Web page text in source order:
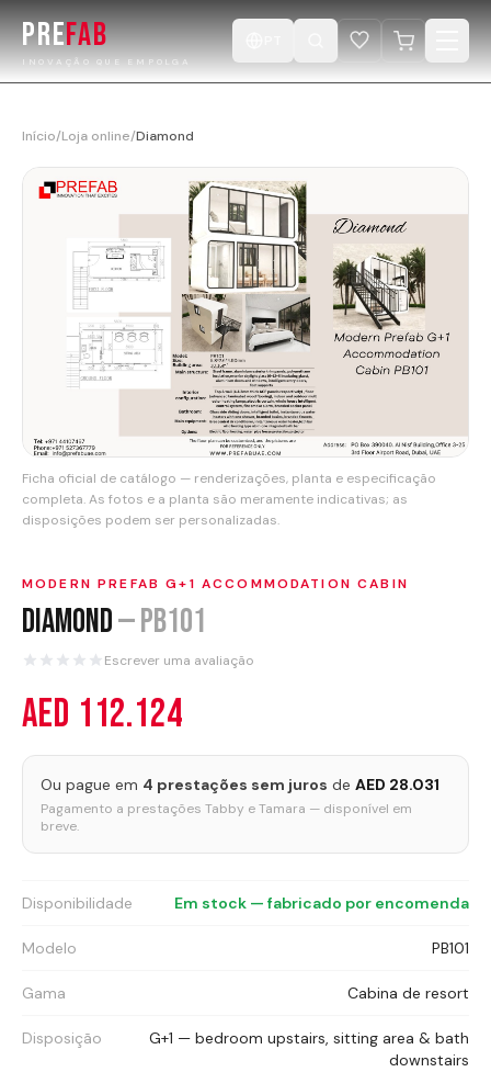
PREFAB
INOVAÇÃO QUE EMPOLGA
Início
Produtos
Projetos
Desenhe a sua Cabine
Vídeos
Ofertas
Français Deutsch
Início/Loja online/Diamond
Ficha oficial de catálogo — renderizações, planta e especificação
completa. As fotos e a planta são meramente indicativas; as
disposições podem ser personalizadas.
MODERN PREFAB G+1 ACCOMMODATION CABIN
Diamond—PB101
Escrever uma avaliação
AED 112.124
Ou pague em 4 prestações sem juros de AED 28.031
Pagamento a prestações Tabby e Tamara — disponível em
breve.
Disponibilidade Em stock — fabricado por encomenda
Modelo PB101
Gama Cabina de resort
Disposição
G+1 — bedroom upstairs, sitting area & bath
downstairs